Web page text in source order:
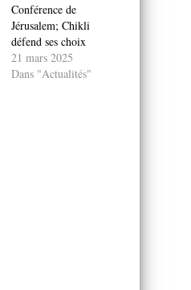
Conférence de
Jérusalem; Chikli
défend ses choix
21 mars 2025
Dans "Actualités"